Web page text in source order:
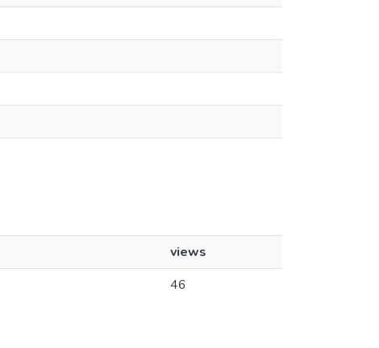
views
46